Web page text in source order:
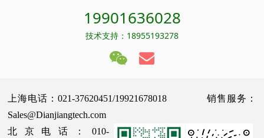
19901636028
技术支持：18955193278
上海电话：021-37620451/19921678018 销售服务：
Sales@Dianjiangtech.com
北京电话：010-